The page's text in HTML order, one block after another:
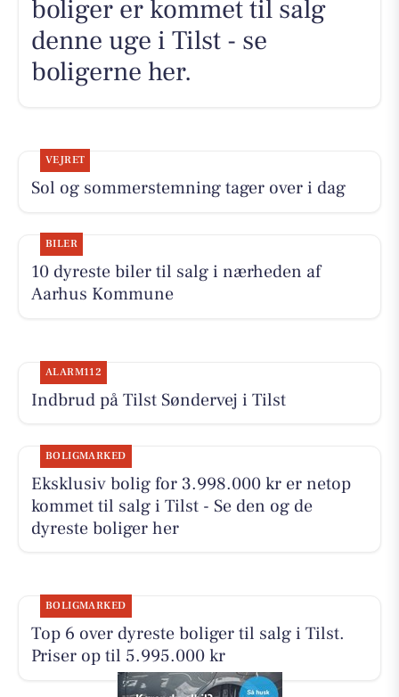
boliger er kommet til salg
denne uge i Tilst - se
boligerne her.
VEJRET
Sol og sommerstemning tager over i dag
BILER
10 dyreste biler til salg i nærheden af
Aarhus Kommune
ALARM112
Indbrud på Tilst Søndervej i Tilst
BOLIGMARKED
Eksklusiv bolig for 3.998.000 kr er netop
kommet til salg i Tilst - Se den og de
dyreste boliger her
BOLIGMARKED
Top 6 over dyreste boliger til salg i Tilst.
Priser op til 5.995.000 kr